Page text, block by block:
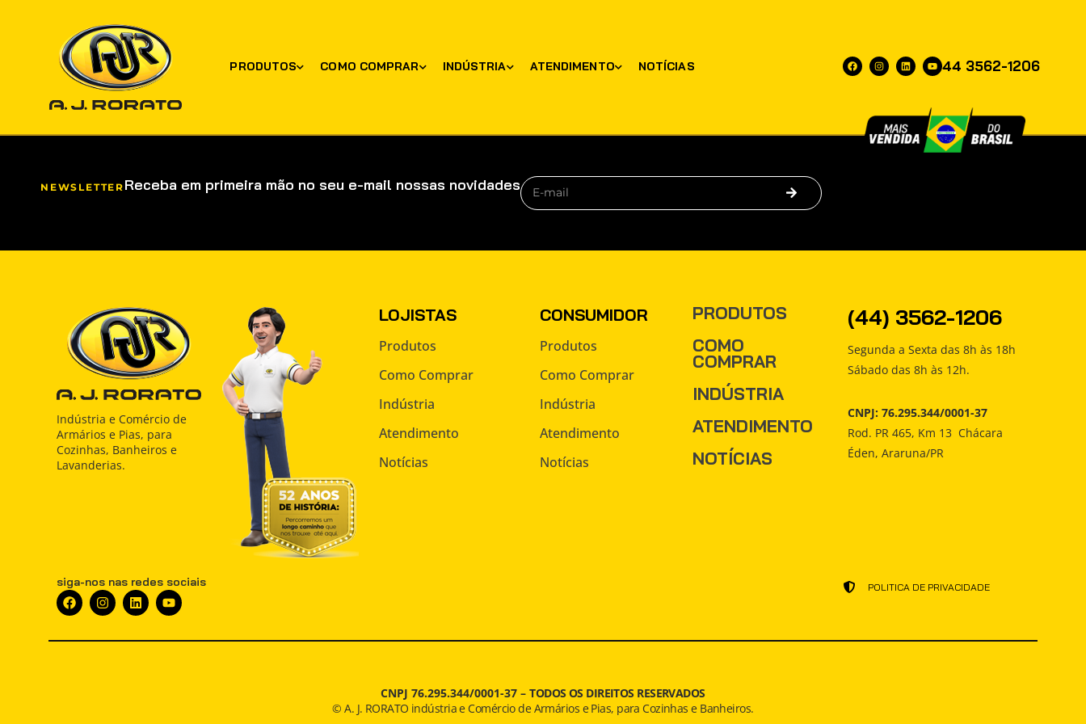
PRODUTOS COMO COMPRAR INDÚSTRIA ATENDIMENTO NOTÍCIAS 44 3562-1206
NEWSLETTER Receba em primeira mão no seu e-mail nossas novidades
Indústria e Comércio de
Armários e Pias, para
Cozinhas, Banheiros e
Lavanderias.
LOJISTAS
Produtos
Como Comprar
Indústria
Atendimento
Notícias
CONSUMIDOR
Produtos
Como Comprar
Indústria
Atendimento
Notícias
PRODUTOS
COMO
COMPRAR
INDÚSTRIA
ATENDIMENTO
NOTÍCIAS
(44) 3562-1206
Segunda a Sexta das 8h às 18h
Sábado das 8h às 12h.
CNPJ: 76.295.344/0001-37
Rod. PR 465, Km 13 Chácara
Éden, Araruna/PR
siga-nos nas redes sociais POLITICA DE PRIVACIDADE
CNPJ 76.295.344/0001-37 –TODOS OS DIREITOS RESERVADOS
© A. J. RORATO indústria e Comércio de Armários e Pias, para Cozinhas e Banheiros.